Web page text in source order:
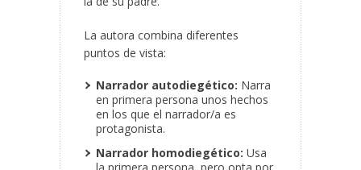
La autora combina diferentes
puntos de vista:
Narrador autodiegético: Narra
en primera persona unos hechos
en los que el narrador/a es
protagonista.
Narrador homodiegético: Usa